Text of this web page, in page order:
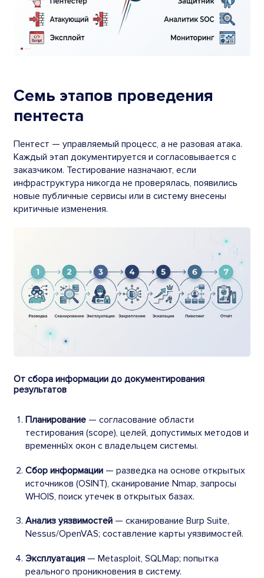
Семь этапов проведения
пентеста
Пентест — управляемый процесс, а не разовая атака.
Каждый этап документируется и согласовывается с
заказчиком. Тестирование назначают, если
инфраструктура никогда не проверялась, появились
новые публичные сервисы или в систему внесены
критичные изменения.
От сбора информации до документирования
результатов
Планирование — согласование области
тестирования (scope), целей, допустимых методов и
временны́х окон с владельцем системы.
Сбор информации — разведка на основе открытых
источников (OSINT), сканирование Nmap, запросы
WHOIS, поиск утечек в открытых базах.
Анализ уязвимостей — сканирование Burp Suite,
Nessus/OpenVAS; составление карты уязвимостей.
Эксплуатация — Metasploit, SQLMap; попытка
реального проникновения в систему.